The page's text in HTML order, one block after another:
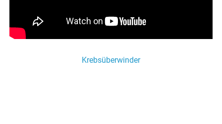
Krebsüberwinder